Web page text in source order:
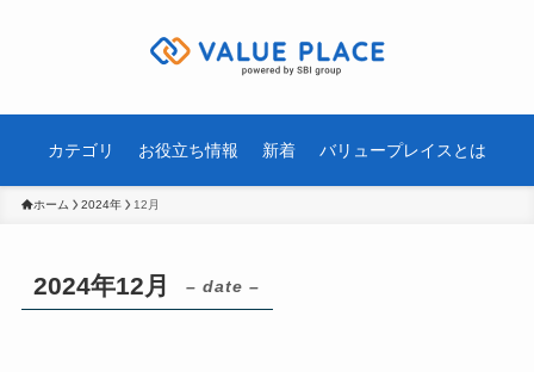
カテゴリ お役立ち情報 新着 バリュープレイスとは
ホーム 2024年 12月
2024年12月 – date –